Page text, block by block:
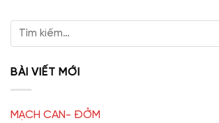
BÀI VIẾT MỚI
MẠCH CAN- ĐỞM